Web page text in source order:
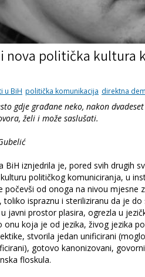
nova politička kultura
u BiH politička komunikacija direktna
gdje građane neko, nakon
želi i može saslušati.
BiH iznjedrila je, pored svih drugih
političkog komuniciranja, u
počevši od onoga na nivou mjesne
toliko ispraznu i steriliziranu da je
javni prostor plasira, ogrezla u
onu koja je od jezika, živog jezika
stvorila jedan unificirani
gotovo kanonizovani,
floskula.